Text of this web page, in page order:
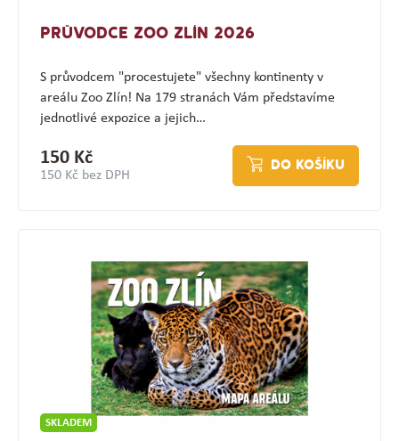
PRŮVODCE ZOO ZLÍN 2026
S průvodcem "procestujete" všechny kontinenty v
areálu Zoo Zlín! Na 179 stranách Vám představíme
jednotlivé expozice a jejich…
150 Kč
150 Kč bez DPH
DO KOŠÍKU
SKLADEM